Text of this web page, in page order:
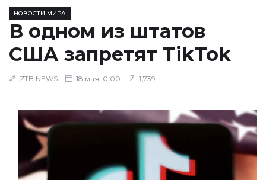
НОВОСТИ МИРА
В одном из штатов
США запретят TikTok
ZTB NEWS 18 мая, 0:00 1,739